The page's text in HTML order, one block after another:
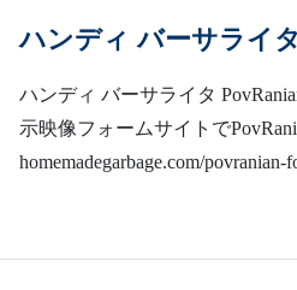
ハンディ バーサライ
ハンディ バーサライタ
示映像フォームサイトで
homemadegarbage.com/